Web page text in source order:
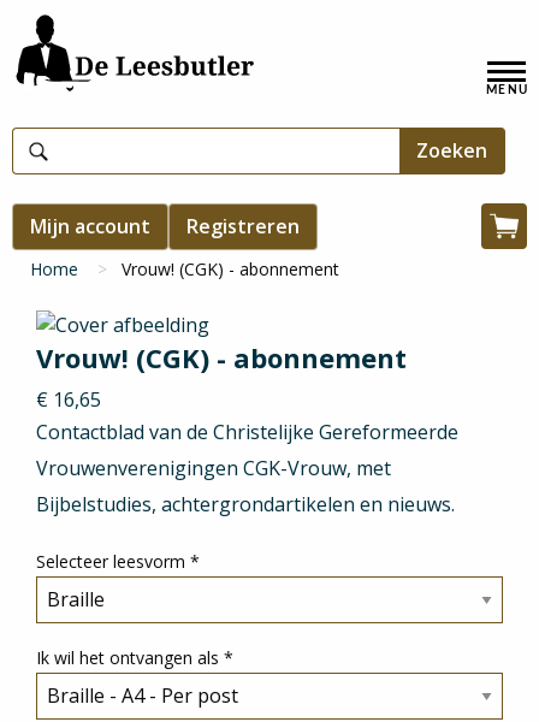
Overslaan
en
naar
inhoud
gaan
Hoofdnavigatie
Gebruikersmenu
Mijn account Registreren
Kruimelpad
Home Vrouw! (CGK) - abonnement
Vrouw! (CGK) - abonnement
€ 16,65
Contactblad van de Christelijke Gereformeerde
Vrouwenverenigingen CGK-Vrouw, met
Bijbelstudies, achtergrondartikelen en nieuws.
Selecteer leesvorm *
Ik wil het ontvangen als *